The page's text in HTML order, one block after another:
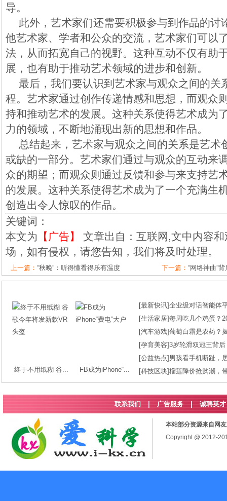
导。
此外，艺术家们还需要积极参与到作品的讨
他艺术家、学者和公众的交流，艺术家们可以
法，从而拓宽自己的视野。这种互动不仅有助
展，也有助于推动艺术领域的进步和创新。
最后，我们要认识到艺术家与观众之间的关
程。艺术家通过创作传递情感和思想，而观众
持和推动艺术的发展。这种关系使得艺术成为
力的领域，不断地涌现出新的思想和作品。
总结起来，艺术家与观众之间的关系是艺术
或缺的一部分。艺术家们通过与观众的互动来
众的期望；而观众则通过反馈和参与来支持艺
的发展。这种关系使得艺术成为了一个充满生
创造出令人惊叹的作品。
关键词：
本文为 【广告】
文章出自：互联网,文中内容
场，如有侵权，请您告知，我们将及时处理。
上一篇： “秋晚”：听得懂看得乐有温度 下一篇： “网络神曲”
终于不用纸糊 谷... FB成为iPhone“...
[最新快讯]企业级对话智能体
[生活家居]每周吃几个鸡蛋？
[汽车游戏]葡萄白霜是农药？
[孕育美容]3岁轮滑双冠王背
[公益热点] 男孩看手机断趾，
[科技区块]榴莲降价抢购潮，
联系我们 广告服务 | 诚聘英才
本站部分资源来自网
Copyright @ 2012-